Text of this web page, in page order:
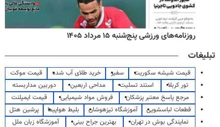
روزنامه‌های ورزشی پنج‌شنبه ۱۵ مرداد ۱۴۰۵
تبلیغات
قیمت شیشه سکوریت سفیر خرید طلای آب شده
قیمت موکت
تور کربلا
استند تسلیت مداحی اربعین
دوربین مداربسته
مرجع پاسخ معتبر پزشکان
فروش مواد شیمیایی
قیمت ایمپلنت
قطعات لباسشویی
آموزشگاه تیزهوشان بلیط هواپیما
پرشین هتل
نمایندگی بوش در تهران
بهترین جراح بینی
آموزشگاه زبان ملل